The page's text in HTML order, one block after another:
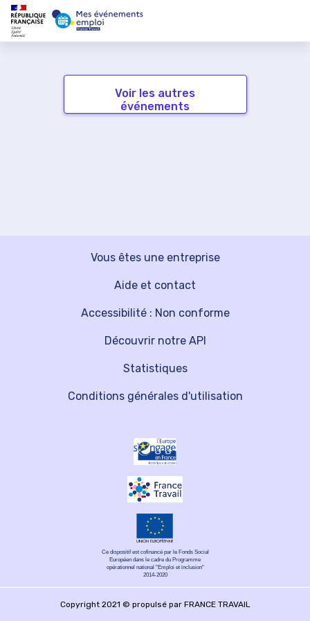
Voir les autres
événements
Vous êtes une entreprise
Découvrir notre API
Aide et contact
Statistiques
Accessibilité : Non conforme
Conditions générales d'utilisation
Ce dispositif est cofinancé par le Fonds Social
Européen dans le cadre du Programme
opérationnel national "Emploi et inclusion"
2014-2020
Copyright 2021 © propulsé par FRANCE TRAVAIL